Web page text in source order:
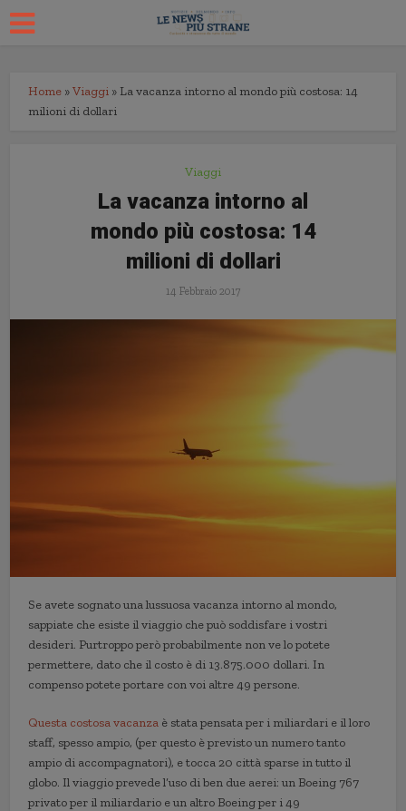
Home »Viaggi » La vacanza intorno al mondo più costosa: 14
milioni di dollari
Viaggi
La vacanza intorno al
mondo più costosa: 14
milioni di dollari
14 Febbraio 2017
Se avete sognato una lussuosa vacanza intorno al mondo,
sappiate che esiste il viaggio che può soddisfare i vostri
desideri. Purtroppo però probabilmente non ve lo potete
permettere, dato che il costo è di 13.875.000 dollari. In
compenso potete portare con voi altre 49 persone.
Questa costosa vacanza è stata pensata per i miliardari e il loro
staff, spesso ampio, (per questo è previsto un numero tanto
ampio di accompagnatori), e tocca 20 città sparse in tutto il
globo. Il viaggio prevede l’uso di ben due aerei: un Boeing 767
privato per il miliardario e un altro Boeing per i 49